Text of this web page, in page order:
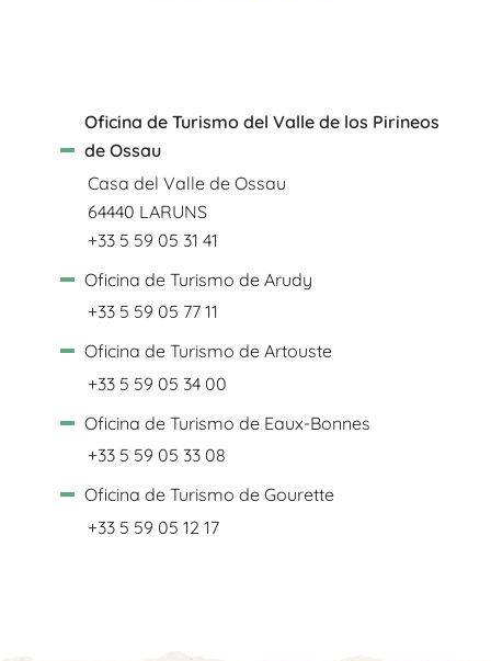
Oficina de Turismo del Valle de los Pirineos
de Ossau
Casa del Valle de Ossau
64440 LARUNS
+33 5 59 05 31 41
Oficina de Turismo de Arudy
+33 5 59 05 77 11
Oficina de Turismo de Artouste
+33 5 59 05 34 00
Oficina de Turismo de Eaux-Bonnes
+33 5 59 05 33 08
Oficina de Turismo de Gourette
+33 5 59 05 12 17